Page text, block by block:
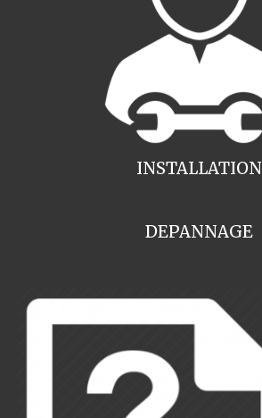
INSTALLATION
DEPANNAGE